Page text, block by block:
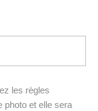
les règles
photo et elle sera